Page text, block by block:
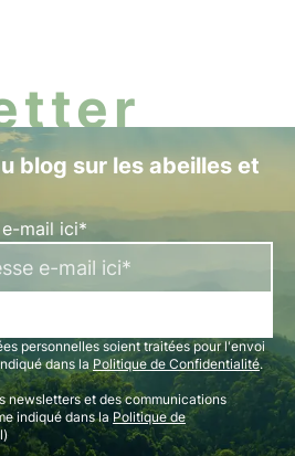
blog sur les abeilles et
mail ici*
personnelles soient traitées pour l'envoi
dans la Politique de Confidentialité.
newsletters et des communications
indiqué dans la Politique de